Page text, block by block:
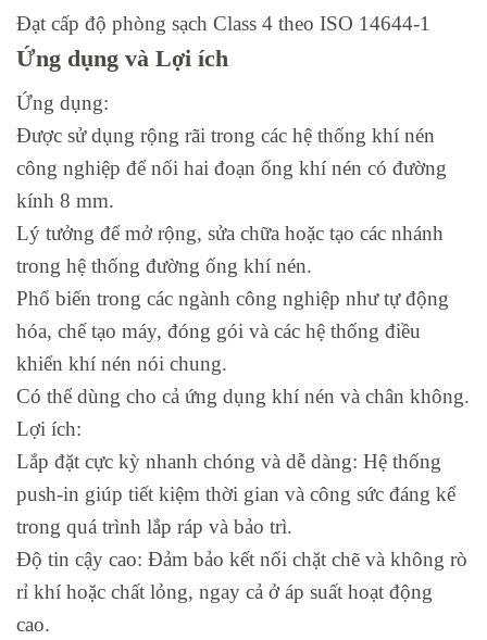
Đạt cấp độ phòng sạch Class 4 theo ISO 14644-1
Ứng dụng và Lợi ích
Ứng dụng:
Được sử dụng rộng rãi trong các hệ thống khí nén
công nghiệp để nối hai đoạn ống khí nén có đường
kính 8 mm.
Lý tưởng để mở rộng, sửa chữa hoặc tạo các nhánh
trong hệ thống đường ống khí nén.
Phổ biến trong các ngành công nghiệp như tự động
hóa, chế tạo máy, đóng gói và các hệ thống điều
khiển khí nén nói chung.
Có thể dùng cho cả ứng dụng khí nén và chân không.
Lợi ích:
Lắp đặt cực kỳ nhanh chóng và dễ dàng: Hệ thống
push-in giúp tiết kiệm thời gian và công sức đáng kể
trong quá trình lắp ráp và bảo trì.
Độ tin cậy cao: Đảm bảo kết nối chặt chẽ và không rò
rỉ khí hoặc chất lỏng, ngay cả ở áp suất hoạt động
cao.